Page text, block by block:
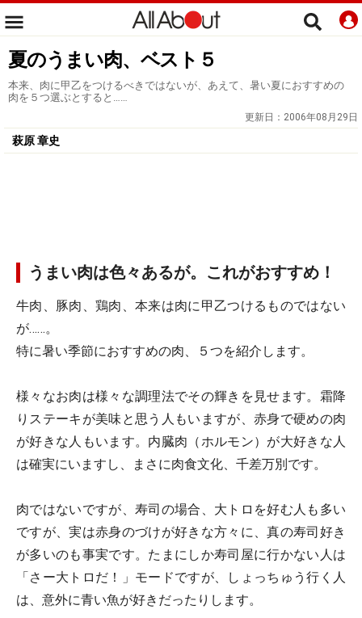
夏のうまい肉、ベスト５
本来、肉に甲乙をつけるべきではないが、あえて、暑い夏におすすめの
肉を５つ選ぶとすると……
更新日： 2006年08月29日
萩原 章史
うまい肉は色々あるが。これがおすすめ！
牛肉、豚肉、鶏肉、本来は肉に甲乙つけるものではない
が……。
特に暑い季節におすすめの肉、５つを紹介します。
様々なお肉は様々な調理法でその輝きを見せます。霜降
りステーキが美味と思う人もいますが、赤身で硬めの肉
が好きな人もいます。内臓肉（ホルモン）が大好きな人
は確実にいますし、まさに肉食文化、千差万別です。
肉ではないですが、寿司の場合、大トロを好む人も多い
ですが、実は赤身のづけが好きな方々に、真の寿司好き
が多いのも事実です。たまにしか寿司屋に行かない人は
「さー大トロだ！」モードですが、しょっちゅう行く人
は、意外に青い魚が好きだったりします。